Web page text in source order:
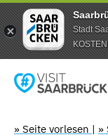
Stadt
» Seite vorlesen | »